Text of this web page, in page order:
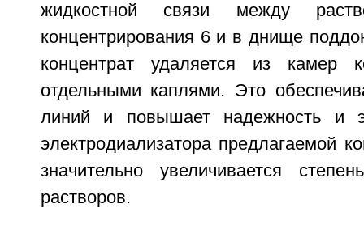
жидкостной связи между
концентрирования 6 и в днище
концентрат удаляется из камер
отдельными каплями. Это
линий и повышает надежность и
электродиализатора предлагаемой
значительно увеличивается
растворов.